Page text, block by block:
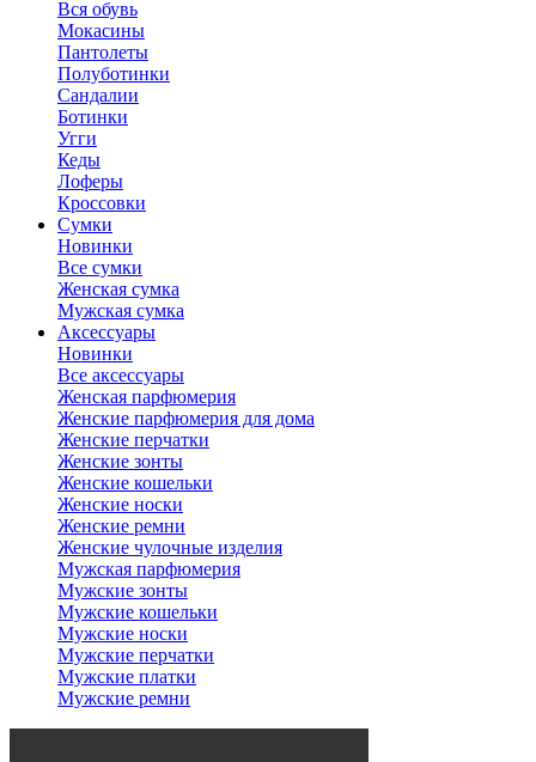
Вся обувь
Мокасины
Пантолеты
Полуботинки
Сандалии
Ботинки
Угги
Кеды
Лоферы
Кроссовки
Сумки
Новинки
Все сумки
Женская сумка
Мужская сумка
Аксессуары
Новинки
Все аксессуары
Женская парфюмерия
Женские парфюмерия для дома
Женские перчатки
Женские зонты
Женские кошельки
Женские носки
Женские ремни
Женские чулочные изделия
Мужская парфюмерия
Мужские зонты
Мужские кошельки
Мужские носки
Мужские перчатки
Мужские платки
Мужские ремни